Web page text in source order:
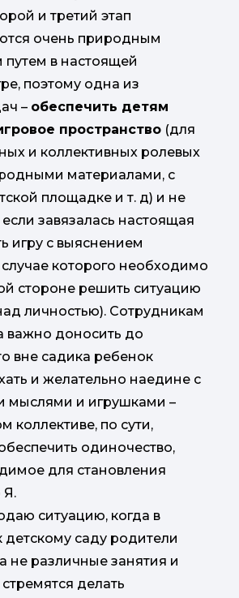
и третий этап
очень природным
путем в настоящей
поэтому одна из
– обеспечить детям
пространство (для
и коллективных ролевых
материалами, с
площадке и т. д) и не
завязалась настоящая
игру с выяснением
которого необходимо
стороне решить ситуацию
личностью). Сотрудникам
важно доносить до
вне садика ребенок
и желательно наедине с
мыслями и игрушками –
коллективе, по сути,
одиночество,
для становления
Я.
ситуацию, когда в
саду родители
не различные занятия и
делать